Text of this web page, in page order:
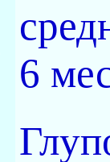
6